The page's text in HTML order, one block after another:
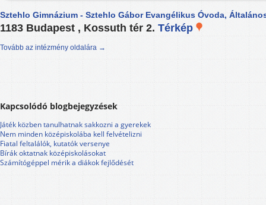
Sztehlo Gimnázium - Sztehlo Gábor Evangélikus Óvoda,
1183 Budapest , Kossuth tér 2. Térkép
Tovább az intézmény oldalára →
Kapcsolódó blogbejegyzések
Játék közben tanulhatnak sakkozni a gyerekek
Nem minden középiskolába kell felvételizni
Fiatal feltalálók, kutatók versenye
Bírák oktatnak középiskolásokat
Számítógéppel mérik a diákok fejlődését